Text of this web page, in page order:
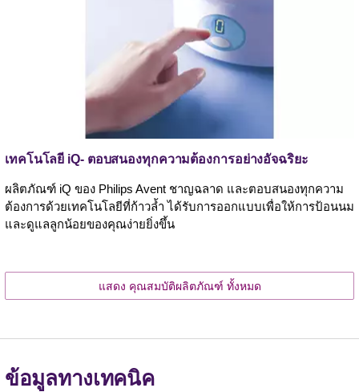
เทคโนโลยี iQ- ตอบสนองทุกความต้องการอย่างอัจฉริยะ
ผลิตภัณฑ์ iQ ของ Philips Avent ชาญฉลาด และตอบสนองทุกความ
ต้องการด้วยเทคโนโลยีที่ก้าวล้ำ ได้รับการออกแบบเพื่อให้การป้อนนม
และดูแลลูกน้อยของคุณง่ายยิ่งขึ้น
แสดง คุณสมบัติผลิตภัณฑ์ ทั้งหมด
ข้อมูลทางเทคนิค